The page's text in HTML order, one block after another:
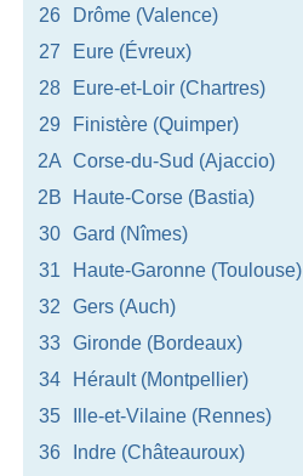
26
Drôme (Valence)
27
Eure (Évreux)
28
Eure-et-Loir (Chartres)
29
Finistère (Quimper)
2A
Corse-du-Sud (Ajaccio)
2B
Haute-Corse (Bastia)
30
Gard (Nîmes)
31
Haute-Garonne (Toulouse)
32
Gers (Auch)
33
Gironde (Bordeaux)
34
Hérault (Montpellier)
35
Ille-et-Vilaine (Rennes)
36
Indre (Châteauroux)